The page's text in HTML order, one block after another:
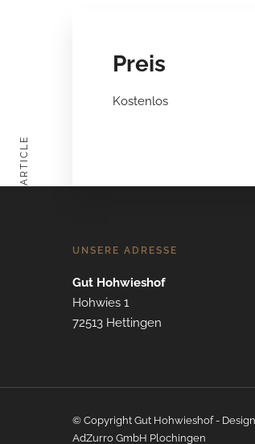
Preis
Kostenlos
PREVIOUS ARTICLE
UNSERE ADRESSE
Gut Hohwieshof
Hohwies 1
72513 Hettingen
© Copyright Gut Hohwieshof -
AdZurro GmbH Plochingen